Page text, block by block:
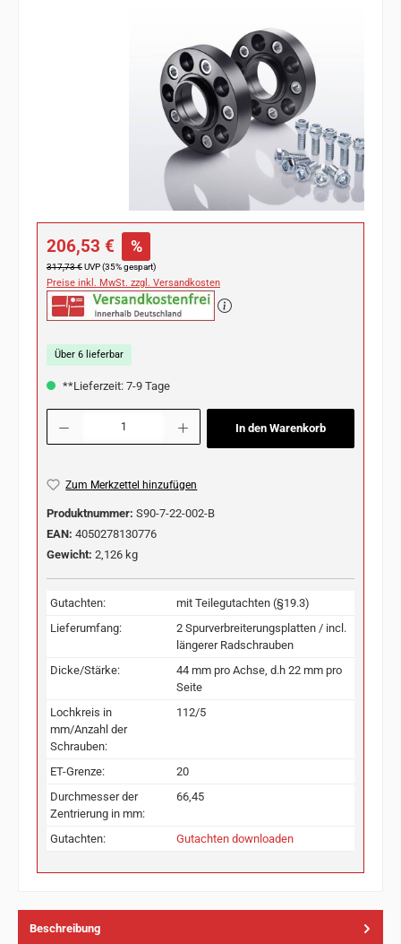
Verkaufspreis:
206,53 € %
Regulärer Preis:
317,73 €UVP (35% gespart)
Preise inkl. MwSt. zzgl. Versandkosten
Über 6 lieferbar
**Lieferzeit: 7-9 Tage
Produkt Anzahl: Gib den gewünschten Wert ein oder benutze die Schaltflächen
In den Warenkorb
Zum Merkzettel hinzufügen
Produktnummer: S90-7-22-002-B
EAN: 4050278130776
Gewicht: 2,126 kg
Gutachten:
mit Teilegutachten (§19.3)
Lieferumfang:
2 Spurverbreiterungsplatten / incl.
längerer Radschrauben
Dicke/Stärke:
44 mm pro Achse, d.h 22 mm pro
Seite
Lochkreis in
mm/Anzahl der
Schrauben:
112/5
ET-Grenze:
20
Durchmesser der
Zentrierung in mm:
66,45
Gutachten: Gutachten downloaden
Beschreibung